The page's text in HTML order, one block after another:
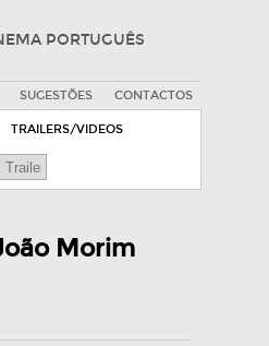
PORTUGUÊS
SUGESTÕES CONTACTOS
TRAILERS/VIDEOS
Morim